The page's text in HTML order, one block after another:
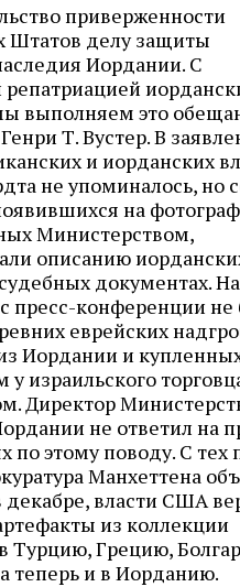
приверженности
Штатов делу защиты
Иордании. С
выполняем это
Т. Вустер. В
и иорданских
не упоминалось, но
на
Министерством,
описанию
документах. На
пресс-конференции
еврейских
Иордании и
у израильского
Директор
не ответил на
по этому поводу. С тех
Манхеттена
декабре, власти США
из коллекции
Турцию, Грецию,
теперь и в Иорданию.